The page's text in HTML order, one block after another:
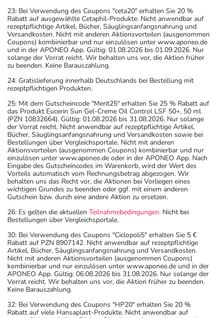
23: Bei Verwendung des Coupons "ceta20" erhalten Sie 20 %
Rabatt auf ausgewählte Cetaphil-Produkte. Nicht anwendbar auf
rezeptpflichtige Artikel, Bücher, Säuglingsanfangsnahrung und
Versandkosten. Nicht mit anderen Aktionsvorteilen (ausgenommen
Coupons) kombinierbar und nur einzulösen unter www.aponeo.de
und in der APONEO App. Gültig: 01.08.2026 bis 01.09.2026. Nur
solange der Vorrat reicht. Wir behalten uns vor, die Aktion früher
zu beenden. Keine Barauszahlung.
24: Gratislieferung innerhalb Deutschlands bei Bestellung mit
rezeptpflichtigen Produkten.
25: Mit dem Gutscheincode "Merit25" erhalten Sie 25 % Rabatt auf
das Produkt Eucerin Sun Gel-Creme Oil Control LSF 50+, 50 ml
(PZN 10832664). Gültig: 01.08.2026 bis 31.08.2026. Nur solange
der Vorrat reicht. Nicht anwendbar auf rezeptpflichtige Artikel,
Bücher, Säuglingsanfangsnahrung und Versandkosten sowie bei
Bestellungen über Vergleichsportale. Nicht mit anderen
Aktionsvorteilen (ausgenommen Coupons) kombinierbar und nur
einzulösen unter www.aponeo.de oder in der APONEO App. Nach
Eingabe des Gutscheincodes im Warenkorb, wird der Wert des
Vorteils automatisch vom Rechnungsbetrag abgezogen. Wir
behalten uns das Recht vor, die Aktionen bei Vorliegen eines
wichtigen Grundes zu beenden oder ggf. mit einem anderen
Gutschein bzw. durch eine andere Aktion zu ersetzen.
26: Es gelten die aktuellen Teilnahmebedingungen. Nicht bei
Bestellungen über Vergleichsportale.
30: Bei Verwendung des Coupons "Ciclopoli5" erhalten Sie 5 €
Rabatt auf PZN 8907142. Nicht anwendbar auf rezeptpflichtige
Artikel, Bücher, Säuglingsanfangsnahrung und Versandkosten.
Nicht mit anderen Aktionsvorteilen (ausgenommen Coupons)
kombinierbar und nur einzulösen unter www.aponeo.de und in der
APONEO App. Gültig: 06.08.2026 bis 31.08.2026. Nur solange der
Vorrat reicht. Wir behalten uns vor, die Aktion früher zu beenden.
Keine Barauszahlung.
32: Bei Verwendung des Coupons "HP20" erhalten Sie 20 %
Rabatt auf viele Hansaplast-Produkte. Nicht anwendbar auf